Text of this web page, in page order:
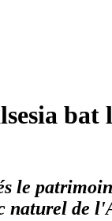
le
de